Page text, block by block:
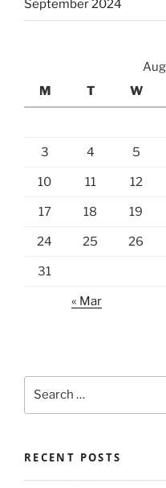
September 2024
M
T W
3 4 5
10 11 12
17 18 19
24 25 26
31
« Mar
RECENT POSTS